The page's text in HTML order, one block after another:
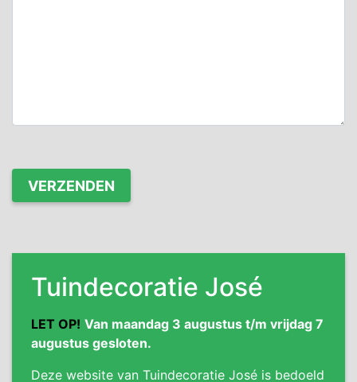
Tuindecoratie José
LET OP! Van maandag 3 augustus t/m vrijdag 7
augustus gesloten.
Deze website van Tuindecoratie José is bedoeld